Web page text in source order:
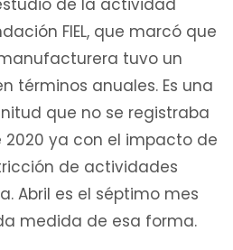
de la actividad
FIEL, que marcó que
tuvo un
términos anuales. Es una
que no se registraba
ya con el impacto de
de actividades
Abril es el séptimo mes
medida de esa forma.